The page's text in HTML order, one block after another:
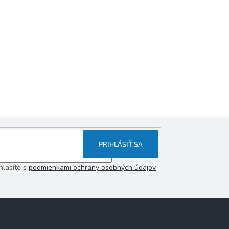
s podmienkami ochrany osobných údajov
PRIHLÁSIŤ SA